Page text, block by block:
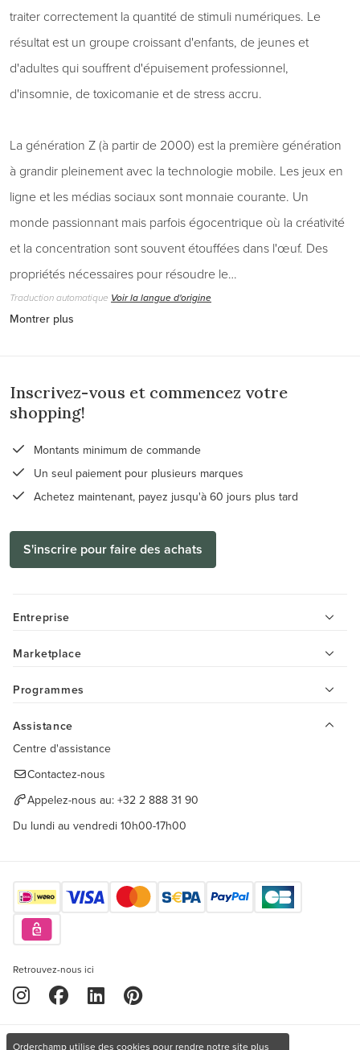
traiter correctement la quantité de stimuli numériques. Le
résultat est un groupe croissant d'enfants, de jeunes et
d'adultes qui souffrent d'épuisement professionnel,
d'insomnie, de toxicomanie et de stress accru.
La génération Z (à partir de 2000) est la première génération
à grandir pleinement avec la technologie mobile. Les jeux en
ligne et les médias sociaux sont monnaie courante. Un
monde passionnant mais parfois égocentrique où la créativité
et la concentration sont souvent étouffées dans l'œuf. Des
propriétés nécessaires pour résoudre le…
Traduction automatique Voir la langue d'origine
Montrer plus
Inscrivez-vous et commencez votre
shopping!
Montants minimum de commande
Un seul paiement pour plusieurs marques
Achetez maintenant, payez jusqu'à 60 jours plus tard
S'inscrire pour faire des achats
Entreprise
Marketplace
Programmes
Assistance
Centre d'assistance
Contactez-nous
Appelez-nous au: +32 2 888 31 90
Du lundi au vendredi 10h00-17h00
Retrouvez-nous ici
Orderchamp utilise des cookies pour rendre notre site plus